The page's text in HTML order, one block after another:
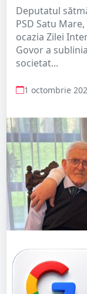
Deputatul
PSD Satu
ocazia Zilei
Govor a
societat...
1 octombrie